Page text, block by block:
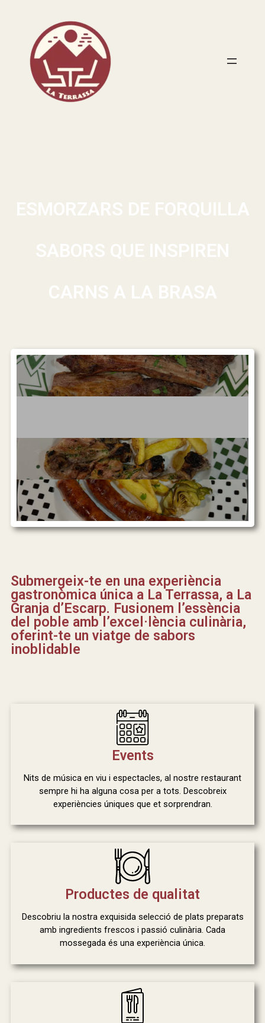
ESMORZARS DE FORQUILLA
SABORS QUE INSPIREN
CARNS A LA BRASA
Submergeix-te en una experiència
gastronòmica única a La Terrassa, a La
Granja d’Escarp. Fusionem l’essència
del poble amb l’excel·lència culinària,
oferint-te un viatge de sabors
inoblidable
Events
Nits de música en viu i espectacles, al nostre restaurant
sempre hi ha alguna cosa per a tots. Descobreix
experiències úniques que et sorprendran.
Productes de qualitat
Descobriu la nostra exquisida selecció de plats preparats
amb ingredients frescos i passió culinària. Cada
mossegada és una experiència única.